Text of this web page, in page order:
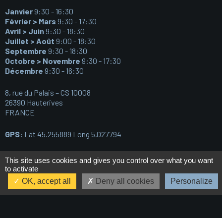
Janvier 9:30 - 16:30
Février > Mars 9:30 - 17:30
Avril > Juin 9:30 - 18:30
Juillet > Août 9:00 - 18:30
Septembre 9:30 - 18:30
Octobre > Novembre 9:30 - 17:30
Décembre 9:30 - 16:30
8, rue du Palais – CS 10008
26390 Hauterives
FRANCE
GPS: Lat 45.255889 Long 5.027794
Phone: +33 (0)4 75 68 81 19
This site uses cookies and gives you control over what you want
to activate
OK, accept all
Deny all cookies Personalize